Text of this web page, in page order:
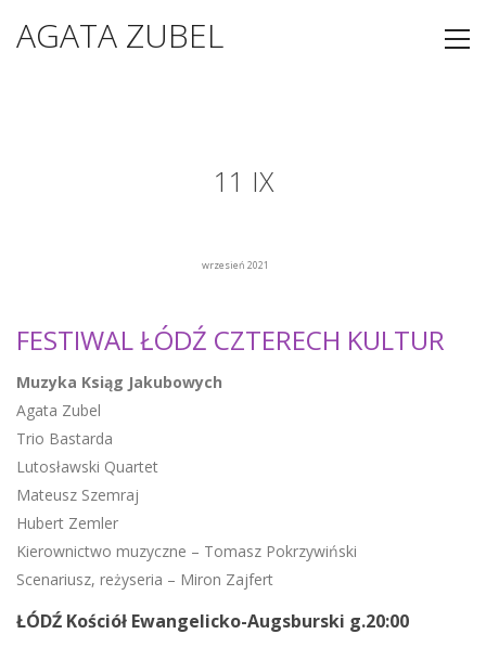
AGATA ZUBEL
11 IX
wrzesień 2021
FESTIWAL ŁÓDŹ CZTERECH KULTUR
Muzyka Ksiąg Jakubowych
Agata Zubel
Trio Bastarda
Lutosławski Quartet
Mateusz Szemraj
Hubert Zemler
Kierownictwo muzyczne – Tomasz Pokrzywiński
Scenariusz, reżyseria – Miron Zajfert
ŁÓDŹ Kościół Ewangelicko-Augsburski g.20:00